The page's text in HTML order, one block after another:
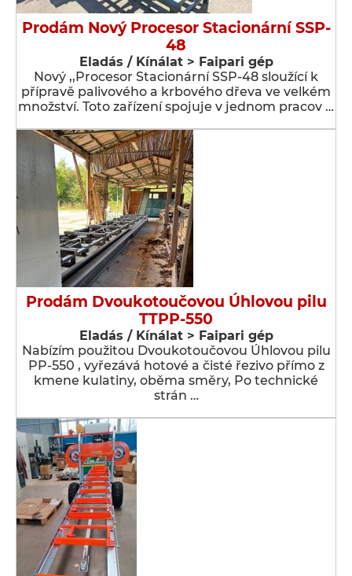
Prodám Nový Procesor Stacionární SSP-
48
Eladás / Kínálat > Faipari gép
Nový ,,Procesor Stacionární SSP-48 sloužící k
přípravě palivového a krbového dřeva ve velkém
množství. Toto zařízení spojuje v jednom pracov …
Prodám Dvoukotoučovou Úhlovou pilu
TTPP-550
Eladás / Kínálat > Faipari gép
Nabízím použitou Dvoukotoučovou Úhlovou pilu
PP-550 , vyřezává hotové a čisté řezivo přímo z
kmene kulatiny, oběma směry, Po technické
strán …